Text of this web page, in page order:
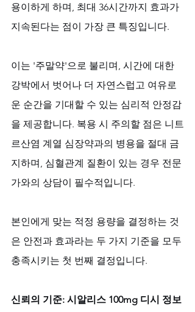
용이하게 하며, 최대 36시간까지 효과가
지속된다는 점이 가장 큰 특징입니다.
이는 '주말약'으로 불리며, 시간에 대한
강박에서 벗어나 더 자연스럽고 여유로
운 순간을 기대할 수 있는 심리적 안정감
을 제공합니다. 복용 시 주의할 점은 니트
르산염 계열 심장약과의 병용을 절대 금
지하며, 심혈관계 질환이 있는 경우 전문
가와의 상담이 필수적입니다.
본인에게 맞는 적정 용량을 결정하는 것
은 안전과 효과라는 두 가지 기준을 모두
충족시키는 첫 번째 결정입니다.
신뢰의 기준: 시알리스 100mg 디시 정보